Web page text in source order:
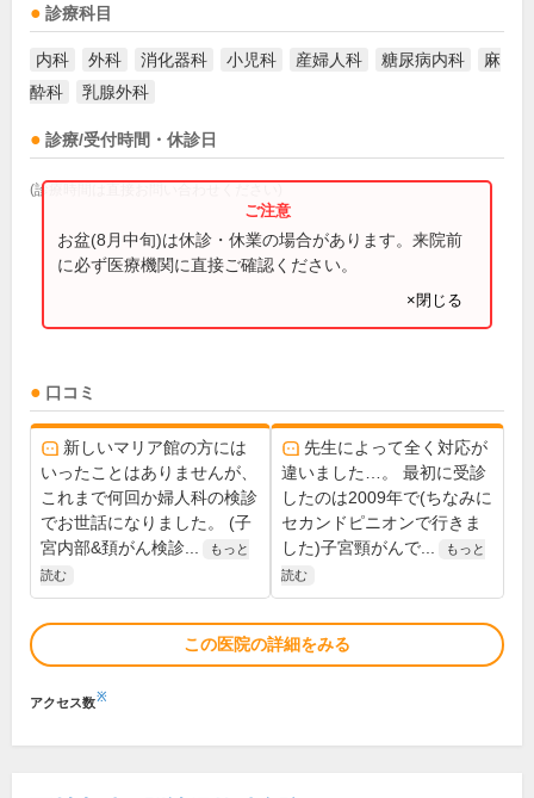
診療科目
内科 外科 消化器科 小児科 産婦人科 糖尿病内科
麻
酔科
乳腺外科
診療/受付時間・休診日
(診療時間は直接お問い合わせください)
お盆(8月中旬)は休診・休業の場合があります。来院前
に必ず医療機関に直接ご確認ください。
×閉じる
口コミ
新しいマリア館の方には
いったことはありませんが、
これまで何回か婦人科の検診
でお世話になりました。 (子
宮内部&頚がん検診...
もっと
読む
先生によって全く対応が
違いました…。 最初に受診
したのは2009年で(ちなみに
セカンドピニオンで行きま
した)子宮頸がんで...
もっと
読む
この医院の詳細をみる
アクセス数※